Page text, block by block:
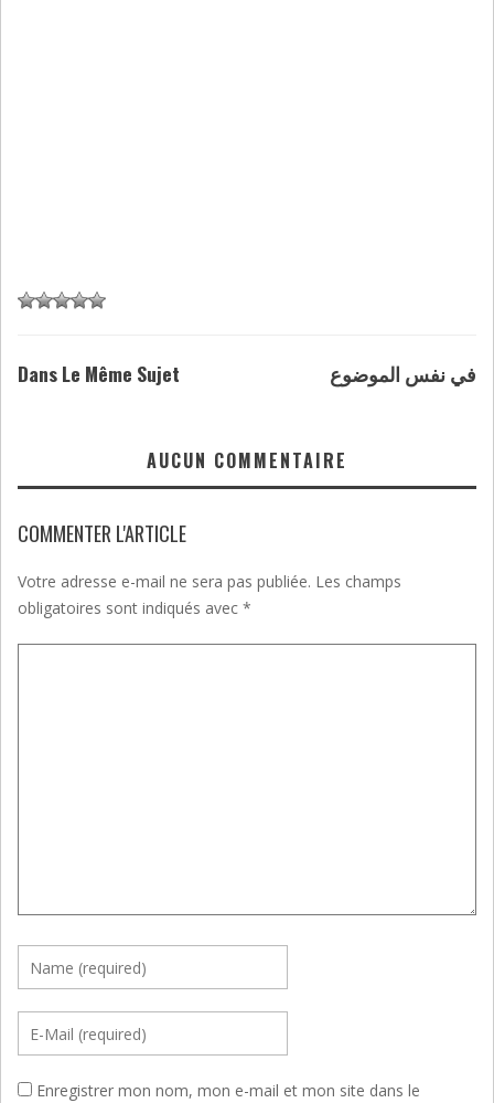
Dans Le Même Sujet في نفس الموضوع
AUCUN COMMENTAIRE
COMMENTER L'ARTICLE
Votre adresse e-mail ne sera pas publiée. Les champs
obligatoires sont indiqués avec *
Enregistrer mon nom, mon e-mail et mon site dans le